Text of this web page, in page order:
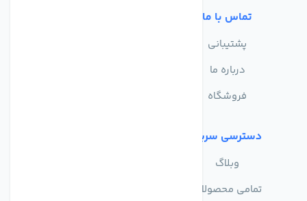
تماس با ما
پشتیبانی
درباره ما
فروشگاه
دسترسی سریع
وبلاگ
تمامی محصولات